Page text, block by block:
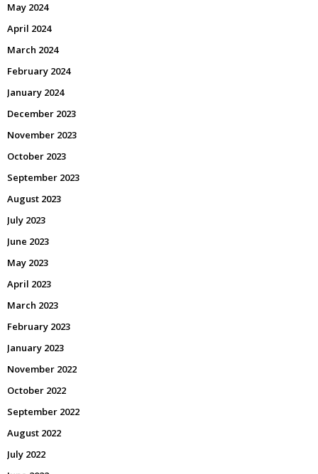
May 2024
April 2024
March 2024
February 2024
January 2024
December 2023
November 2023
October 2023
September 2023
August 2023
July 2023
June 2023
May 2023
April 2023
March 2023
February 2023
January 2023
November 2022
October 2022
September 2022
August 2022
July 2022